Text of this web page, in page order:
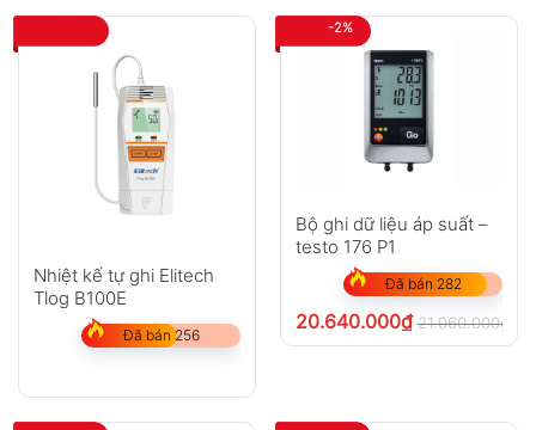
Nhiệt kế tự ghi Elitech
Tlog B100E
Đã bán 256
-2%
Bộ ghi dữ liệu áp suất –
testo 176 P1
Đã bán 282
20.640.000₫ 21.060.000₫